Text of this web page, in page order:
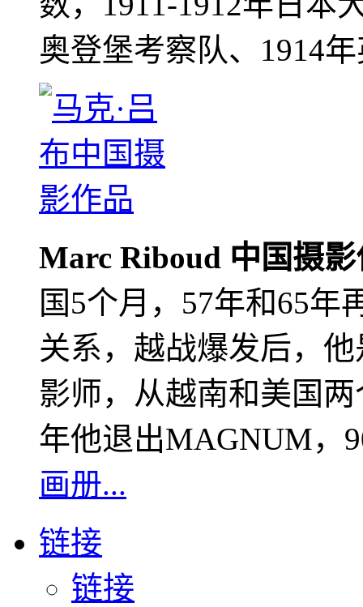
奥登堡考察队、1914
Marc Riboud 中国摄
国5个月，57年和65年
关系，越战爆发后，
影师，从越南和美国
年他退出MAGNUM，
画册...
链接
链接